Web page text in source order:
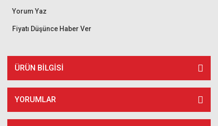
Yorum Yaz
Fiyatı Düşünce Haber Ver
ÜRÜN BILGISI
YORUMLAR